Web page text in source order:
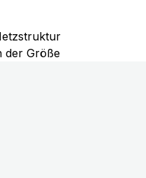
der Größe